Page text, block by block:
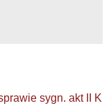
sygn. akt II K